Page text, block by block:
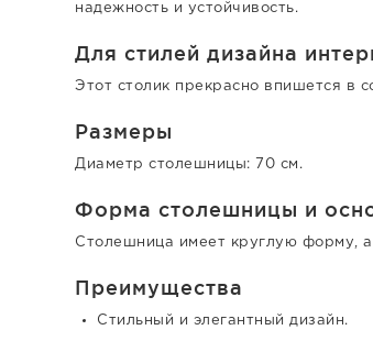
надежность и устойчивость.
Для стилей дизайна
Этот столик прекрасно впишется в
Размеры
Диаметр столешницы: 70 см.
Форма столешницы и
Столешница имеет круглую форму,
Преимущества
Стильный и элегантный дизайн.